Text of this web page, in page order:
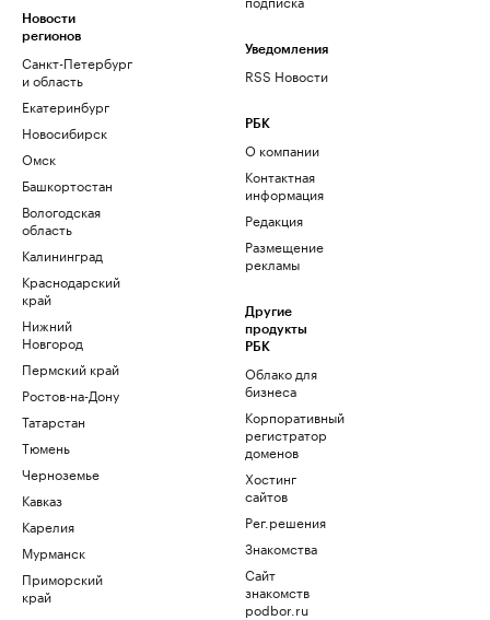
Новости
регионов
Санкт-Петербург
и область
Екатеринбург
Новосибирск
Омск
Башкортостан
Вологодская
область
Калининград
Краснодарский
край
Нижний
Новгород
Пермский край
Ростов-на-Дону
Татарстан
Тюмень
Черноземье
Кавказ
Карелия
Мурманск
Приморский
край
Уведомления
RSS Новости
РБК
О компании
Контактная
информация
Редакция
Размещение
рекламы
Другие
продукты
РБК
Облако для
бизнеса
Корпоративный
регистратор
доменов
Хостинг
сайтов
Рег.решения
Знакомства
Сайт
знакомств
podbor.ru